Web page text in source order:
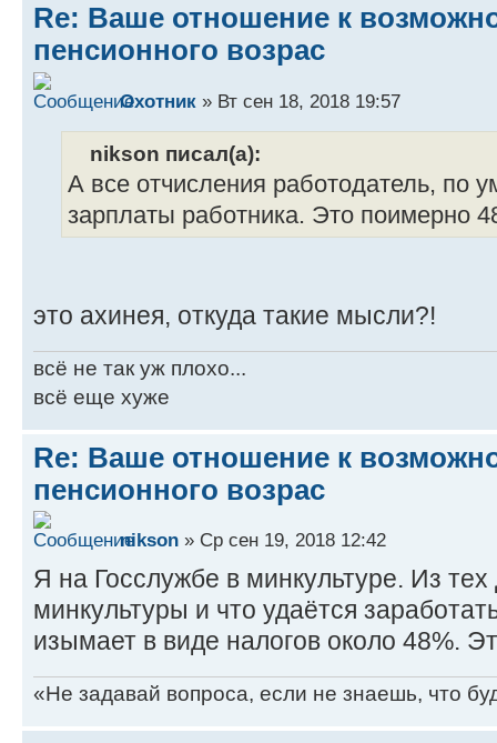
Re: Ваше отношение к
пенсионного возрас
Охотник » Вт сен 18, 2018 19:57
nikson писал(а):
А все отчисления работодатель, по
зарплаты работника. Это поимерно
это ахинея, откуда такие мысли?!
всё не так уж плохо...
всё еще хуже
Re: Ваше отношение к
пенсионного возрас
nikson » Ср сен 19, 2018 12:42
Я на Госслужбе в минкультуре. Из
минкультуры и что удаётся
изымает в виде налогов около 48%.
«Не задавай вопроса, если не знаешь, что